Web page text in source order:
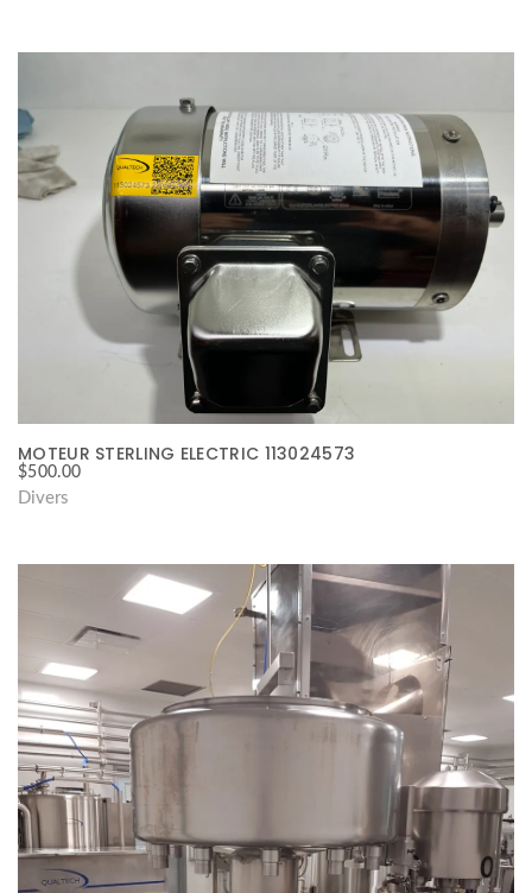
MOTEUR STERLING ELECTRIC 113024573
$500.00
Divers